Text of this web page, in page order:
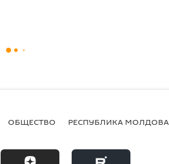
ОБЩЕСТВО РЕСПУБЛИКА МОЛДОВА